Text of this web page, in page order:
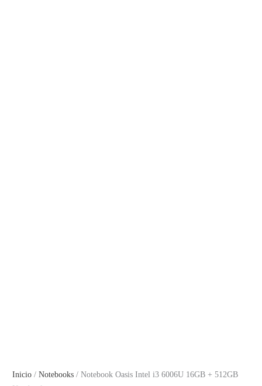
Inicio /Notebooks / Notebook Oasis Intel i3 6006U 16GB + 512GB